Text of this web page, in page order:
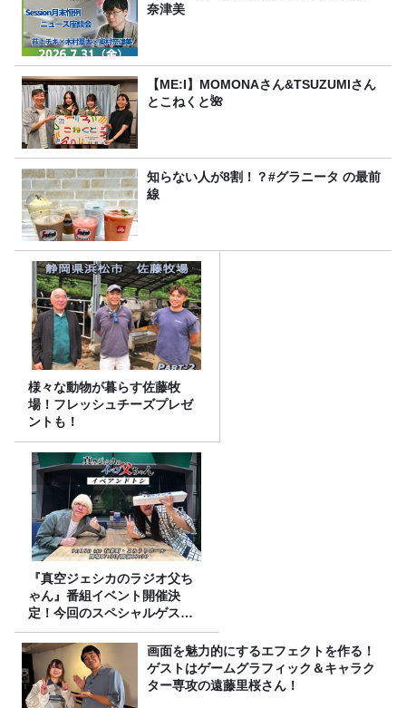
奈津美
【ME:I】MOMONAさん&TSUZUMIさん
とこねくと🌺
知らない人が8割！？#グラニータ の最前
線
様々な動物が暮らす佐藤牧
場！フレッシュチーズプレゼ
ントも！
『真空ジェシカのラジオ父ち
ゃん』番組イベント開催決
定！今回のスペシャルゲスト
は、タカアンドトシ！
画面を魅力的にするエフェクトを作る！
ゲストはゲームグラフィック＆キャラク
ター専攻の遠藤里桜さん！